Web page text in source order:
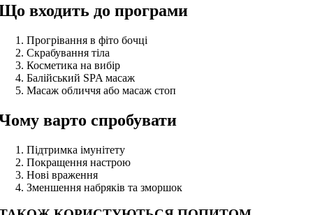
входить до програми
Прогрівання в фіто бочці
Скрабування тіла
Косметика на вибір
Балійський SPA масаж
Масаж обличчя або масаж стоп
варто спробувати
Підтримка імунітету
Покращення настрою
Нові враження
Зменшення набряків та зморшок